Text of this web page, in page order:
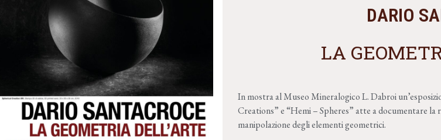
DARIO
LA
In mostra al Museo Mineralogico L. Dabroi
Creations” e “Hemi – Spheres” atte a documentare
manipolazione degli elementi geometrici.